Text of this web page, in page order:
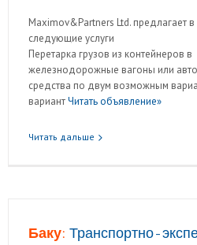
Maximov&Partners Ltd. предлагает в
следующие услуги
Перетарка грузов из контейнеров в
железнодорожные вагоны или
средства по двум возможным
вариантЧитать объявление»
Читать дальше
Баку: Транспортно-